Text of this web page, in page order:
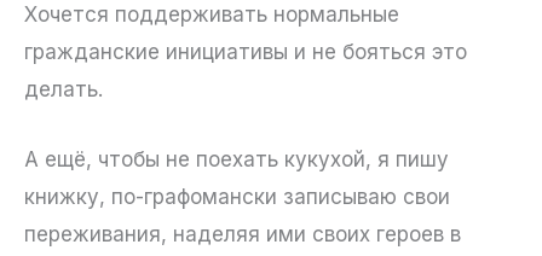
Хочется поддерживать нормальные
гражданские инициативы и не бояться это
делать.
А ещё, чтобы не поехать кукухой, я пишу
книжку, по-графомански записываю свои
переживания, наделяя ими своих героев в